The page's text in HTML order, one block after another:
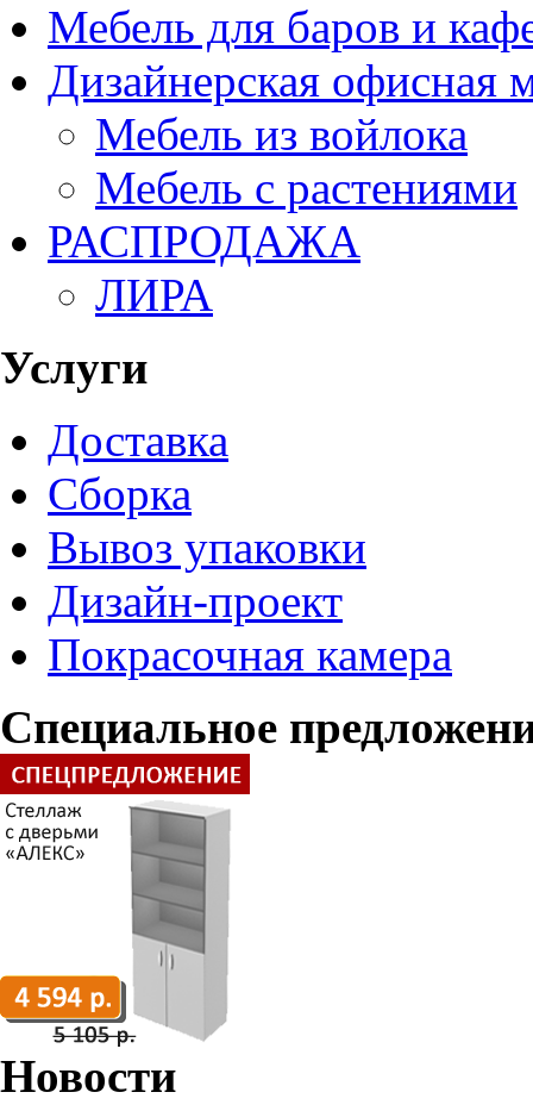
Мебель для баров и
Дизайнерская офисная
Мебель из войлока
Мебель с растениями
РАСПРОДАЖА
ЛИРА
Услуги
Доставка
Сборка
Вывоз упаковки
Дизайн-проект
Покрасочная камера
Специальное
Новости